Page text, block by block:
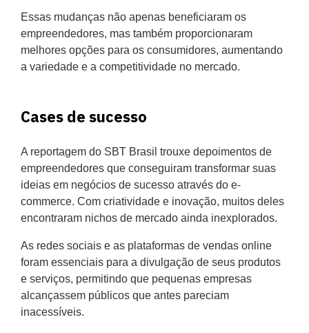
Essas mudanças não apenas beneficiaram os
empreendedores, mas também proporcionaram
melhores opções para os consumidores, aumentando
a variedade e a competitividade no mercado.
Cases de sucesso
A reportagem do SBT Brasil trouxe depoimentos de
empreendedores que conseguiram transformar suas
ideias em negócios de sucesso através do e-
commerce. Com criatividade e inovação, muitos deles
encontraram nichos de mercado ainda inexplorados.
As redes sociais e as plataformas de vendas online
foram essenciais para a divulgação de seus produtos
e serviços, permitindo que pequenas empresas
alcançassem públicos que antes pareciam
inacessíveis.